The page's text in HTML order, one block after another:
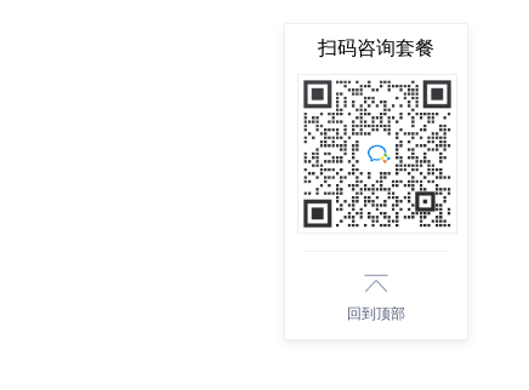
扫码咨询套餐
回到顶部